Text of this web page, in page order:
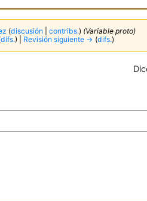
(discusión |contribs.) (Variable proto)
difs.) | Revisión siguiente → (difs.)